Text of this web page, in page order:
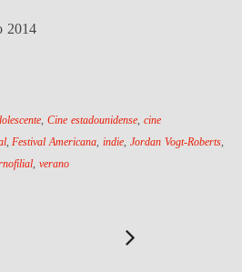
2014
,Cine estadounidense cine
, Festival Americana indie Jordan Vogt-Roberts,
,verano